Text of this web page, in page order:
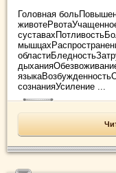
Головная
сознанияУсиление ...